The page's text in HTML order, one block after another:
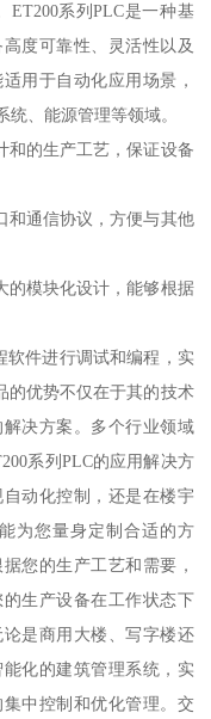
ET200系列PLC是一种基
度可靠性、灵活性以及
用于自动化应用场景，
、能源管理等领域。
和的生产工艺，保证设备
和通信协议，方便与其他
的模块化设计，能够根据
软件进行调试和编程，实
的优势不仅在于其的技术
决方案。多个行业领域
系列PLC的应用解决方
动化控制，还是在楼宇
为您量身定制合适的方
您的生产工艺和需要，
生产设备在工作状态下
是商用大楼、写字楼还
化的建筑管理系统，实
中控制和优化管理。交